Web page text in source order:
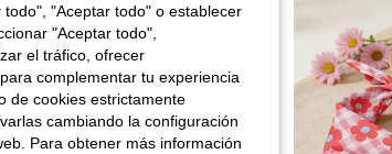
"Aceptar todo" o establecer
"Aceptar todo",
el tráfico, ofrecer
complementar tu experiencia
de cookies estrictamente
cambiando la configuración
Para obtener más información